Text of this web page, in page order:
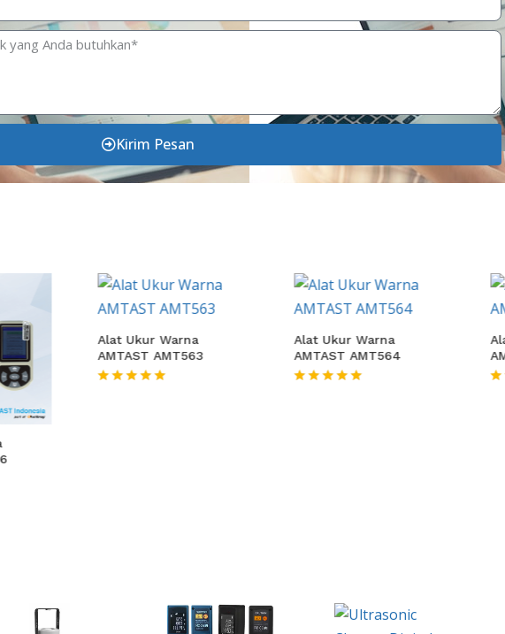
Kirim Pesan
Alat Ukur Warna
AMTAST AMT563
Alat Ukur Warna
AMTAST AMT564
Alat Ukur
AMTAST